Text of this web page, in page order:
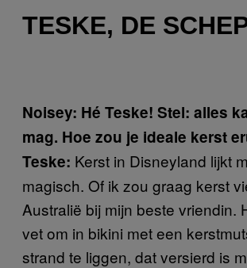
TESKE, DE
Noisey: Hé Teske! Stel: alles
mag. Hoe zou je ideale kerst
Teske: Kerst in Disneyland lijkt
magisch. Of ik zou graag kerst
Australië bij mijn beste vriendin.
vet om in bikini met een
strand te liggen, dat versierd is